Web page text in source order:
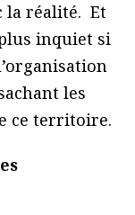
la réalité. Et
inquiet si
les
ce territoire.